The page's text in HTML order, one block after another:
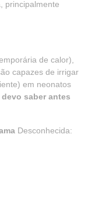
principalmente
de calor),
capazes de irrigar
em neonatos
devo saber antes
Desconhecida: